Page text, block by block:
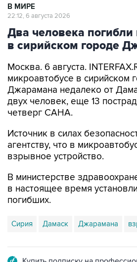
В МИРЕ
22:12, 6 августа 2026
Два человека погибли
в сирийском городе
Москва. 6 августа.
микроавтобусе в сирийском
Джарамана недалеко от
двух человек, еще 13
четверг САНА.
Источник в силах
агентству, что в
взрывное устройство.
В министерстве
в настоящее время
погибших.
Сирия Дамаск Джарамана